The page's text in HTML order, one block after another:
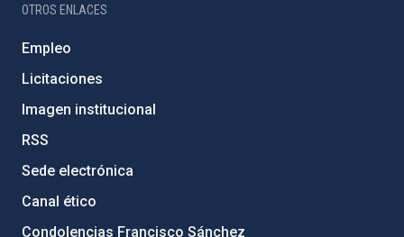
OTROS ENLACES
Empleo
Licitaciones
Imagen institucional
RSS
Sede electrónica
Canal ético
Condolencias Francisco Sánchez